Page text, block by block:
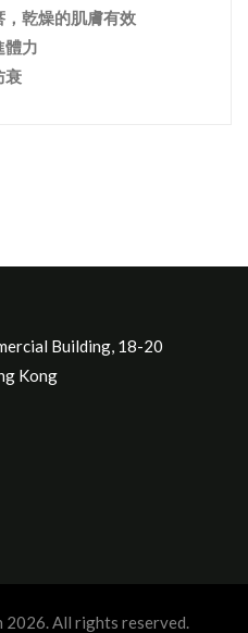
乾燥的肌膚有效
體力
衰
Building, 18-20
Kong
All rights reserved.